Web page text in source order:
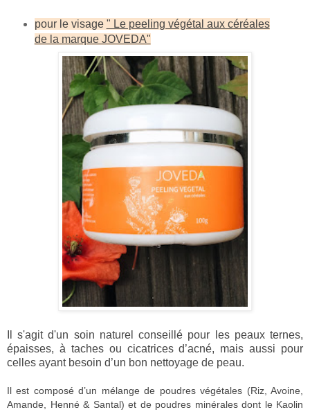
pour le visage " Le peeling végétal aux céréales
de la marque JOVEDA"
Il s'agit d'un soin naturel conseillé pour les peaux ternes,
épaisses, à taches ou cicatrices d’acné, mais aussi pour
celles ayant besoin d’un bon nettoyage de peau.
Il est composé d’un mélange de poudres végétales (Riz, Avoine,
Amande, Henné & Santal) et de poudres minérales dont le Kaolin